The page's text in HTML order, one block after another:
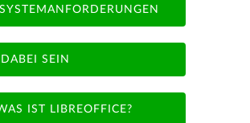
SYSTEMANFORDERUNGEN
DABEI SEIN
IST LIBREOFFICE?